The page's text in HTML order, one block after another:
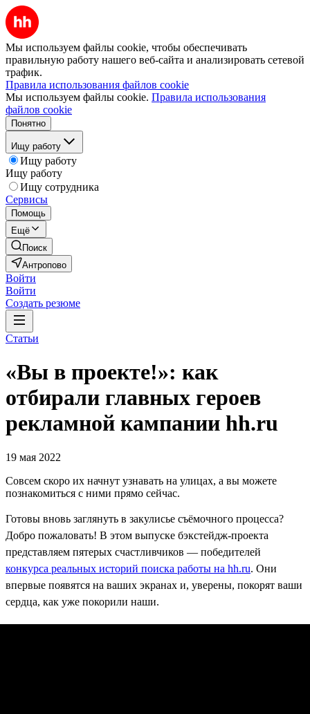
Мы используем файлы cookie, чтобы обеспечивать
правильную работу нашего веб-сайта и анализировать сетевой
трафик.
Правила использования файлов cookie
Мы используем файлы cookie. Правила использования
файлов cookie
Понятно
Ищу работу
Ищу работу
Ищу работу
Ищу сотрудника
Сервисы
Помощь
Ещё
Поиск
Антропово
Войти
Войти
Создать резюме
Статьи
«Вы в проекте!»: как
отбирали главных героев
рекламной кампании hh.ru
19 мая 2022
Совсем скоро их начнут узнавать на улицах, а вы можете
познакомиться с ними прямо сейчас.
Готовы вновь заглянуть в закулисье съёмочного процесса?
Добро пожаловать! В этом выпуске бэкстейдж-проекта
представляем пятерых счастливчиков — победителей
конкурса реальных историй поиска работы на hh.ru. Они
впервые появятся на ваших экранах и, уверены, покорят ваши
сердца, как уже покорили наши.